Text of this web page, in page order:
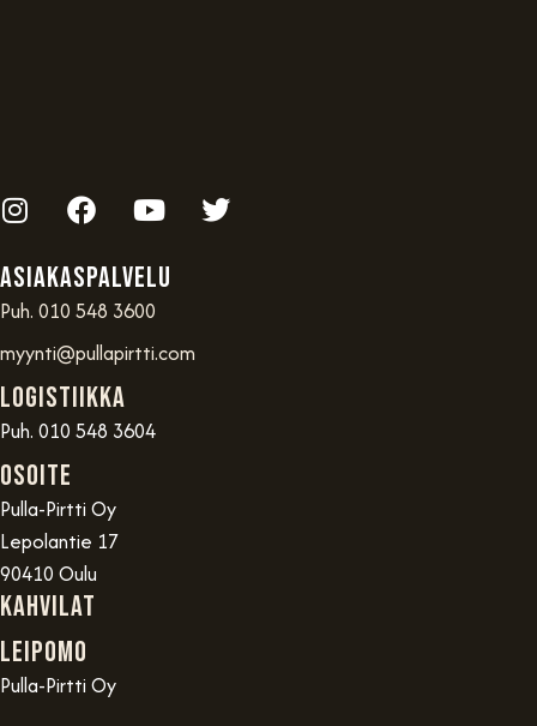
Asiakaspalvelu
Puh. 010 548 3600
myynti@pullapirtti.com
Logistiikka
Puh. 010 548 3604
OSOITE
Pulla-Pirtti Oy
Lepolantie 17
90410 Oulu
Kahvilat
Leipomo
Pulla-Pirtti Oy